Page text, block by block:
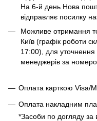
На 6-й день Нова
відправляє посилку
Можливе отримання
Київ (графік роботи
17:00), для
менеджерів за
Оплата карткою Visa/
Оплата накладним
*Засоби по догляду за